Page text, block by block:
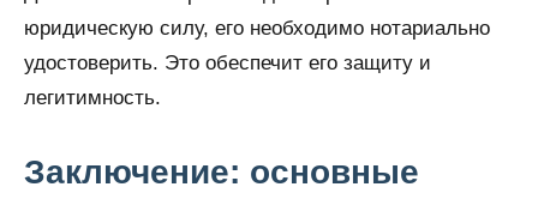
юридическую силу, его необходимо нотариально
удостоверить. Это обеспечит его защиту и
легитимность.
Заключение: основные